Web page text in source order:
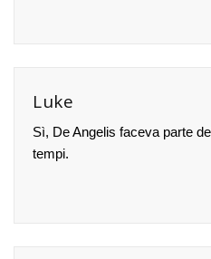
Luke
Sì, De Angelis faceva parte
tempi.